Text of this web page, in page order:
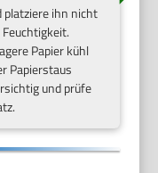
platziere ihn nicht
Papier kühl
Papierstaus
und prüfe